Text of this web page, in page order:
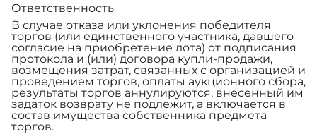
Ответственность
В случае отказа или уклонения победителя
торгов (или единственного участника, давшего
согласие на приобретение лота) от подписания
протокола и (или) договора купли-продажи,
возмещения затрат, связанных с организацией и
проведением торгов, оплаты аукционного сбора,
результаты торгов аннулируются, внесенный им
задаток возврату не подлежит, а включается в
состав имущества собственника предмета
торгов.